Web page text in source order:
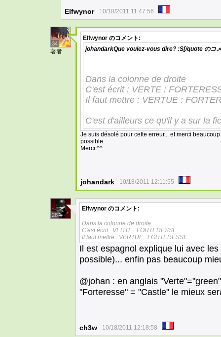
Elfwynor 10/18/2011 11:47:56
34
著者
Elfwynor のコメント:
johandarkQue voulez-vous dire? :S[/quote のコ
Dans la colonne de droite
C'est écrit : VERTE :
Il faut mettre : VERTUE :
C'est d'ailleurs ce qu'il y a sur la
Je suis désolé pour cette erreur... et merci
possible.
Merci ^^
johandark 10/18/2011 12:11:55
28
Elfwynor のコメント:
Dans la colonne de droite
C'est écrit : VERTE : FORTERESSE
Il faut mettre : VERTUE : FORTERESSE
Il est espagnol explique lui avec
possible)... enfin pas beaucoup
@johan : en anglais
"Forteresse" = "Castle" le mieux
ch3w 10/18/2011 12:18:58